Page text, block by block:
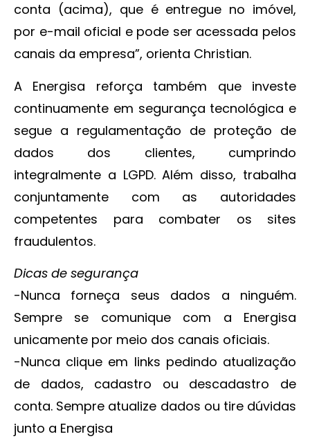
conta (acima), que é entregue no imóvel,
por e-mail oficial e pode ser acessada pelos
canais da empresa”, orienta Christian.
A Energisa reforça também que investe
continuamente em segurança tecnológica e
segue a regulamentação de proteção de
dados dos clientes, cumprindo
integralmente a LGPD. Além disso, trabalha
conjuntamente com as autoridades
competentes para combater os sites
fraudulentos.
Dicas de segurança
-Nunca forneça seus dados a ninguém.
Sempre se comunique com a Energisa
unicamente por meio dos canais oficiais.
-Nunca clique em links pedindo atualização
de dados, cadastro ou descadastro de
conta. Sempre atualize dados ou tire dúvidas
junto a Energisa